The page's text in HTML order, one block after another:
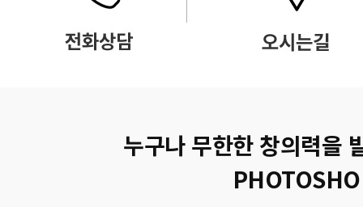
누구나 무한한 창의력을